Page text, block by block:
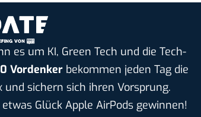
es um KI, Green Tech und die Tech-
Vordenkerbekommen jeden Tag die
sichern sich ihren Vorsprung.
Glück Apple AirPods gewinnen!